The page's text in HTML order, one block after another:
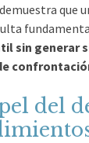
que
sin generar
del